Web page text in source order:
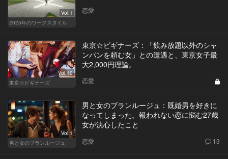
Vol.1
2025年のワークスタイル
恋愛
Vol.10
東京☆ビギナーズ
東京☆ビギナーズ：「飲み放題以外のシャ
ンパンを頼む女」との遭遇と、東京女子最
大2,000円理論。
恋愛
Vol.1
男と女のブランルージュ
男と女のブランルージュ：既婚男を好きに
なってしまった。報われない恋に悩む27歳
女が決心したこと
恋愛 13